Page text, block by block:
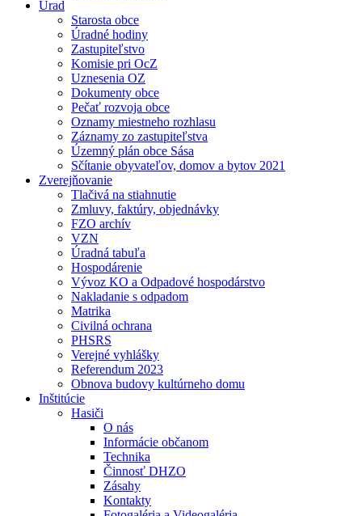
Úrad
Starosta obce
Úradné hodiny
Zastupiteľstvo
Komisie pri OcZ
Uznesenia OZ
Dokumenty obce
Pečať rozvoja obce
Oznamy miestneho rozhlasu
Záznamy zo zastupiteľstva
Územný plán obce Sása
Sčítanie obyvateľov, domov a bytov 2021
Zverejňovanie
Tlačivá na stiahnutie
Zmluvy, faktúry, objednávky
FZO archív
VZN
Úradná tabuľa
Hospodárenie
Vývoz KO a Odpadové hospodárstvo
Nakladanie s odpadom
Matrika
Civilná ochrana
PHSRS
Verejné vyhlášky
Referendum 2023
Obnova budovy kultúrneho domu
Inštitúcie
Hasiči
O nás
Informácie občanom
Technika
Činnosť DHZO
Zásahy
Kontakty